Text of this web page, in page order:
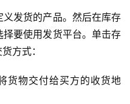
发货的产品。然后在库存
要使用发货平台。单击存
方式：
货物交付给买方的收货地